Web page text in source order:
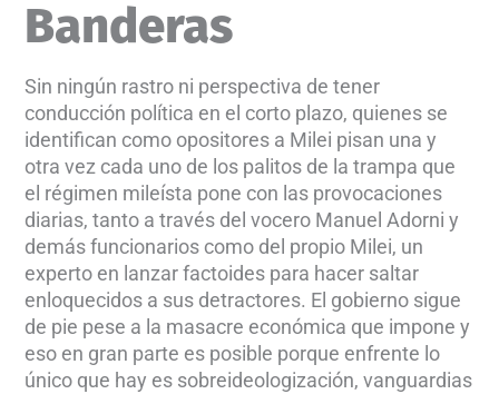
Banderas
Sin ningún rastro ni perspectiva de tener
conducción política en el corto plazo, quienes se
identifican como opositores a Milei pisan una y
otra vez cada uno de los palitos de la trampa que
el régimen mileísta pone con las provocaciones
diarias, tanto a través del vocero Manuel Adorni y
demás funcionarios como del propio Milei, un
experto en lanzar factoides para hacer saltar
enloquecidos a sus detractores. El gobierno sigue
de pie pese a la masacre económica que impone y
eso en gran parte es posible porque enfrente lo
único que hay es sobreideologización, vanguardias